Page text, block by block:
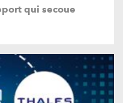
qui secoue